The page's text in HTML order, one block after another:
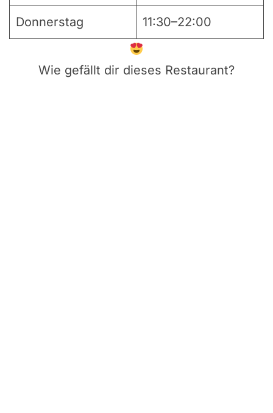
Donnerstag 11:30–22:00
Wie gefällt dir dieses Restaurant?